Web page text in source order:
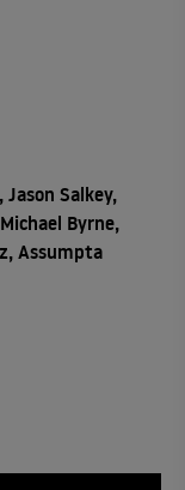
Jason Salkey,
Byrne,
Assumpta